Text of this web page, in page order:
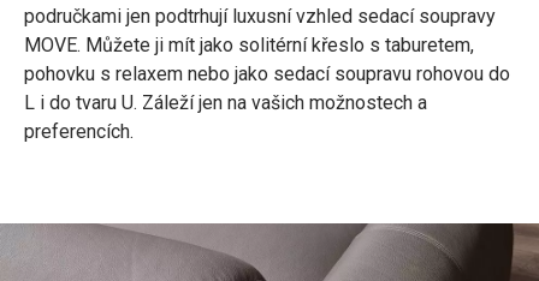
područkami jen podtrhují luxusní vzhled sedací soupravy
MOVE. Můžete ji mít jako solitérní křeslo s taburetem,
pohovku s relaxem nebo jako sedací soupravu rohovou do
L i do tvaru U. Záleží jen na vašich možnostech a
preferencích.